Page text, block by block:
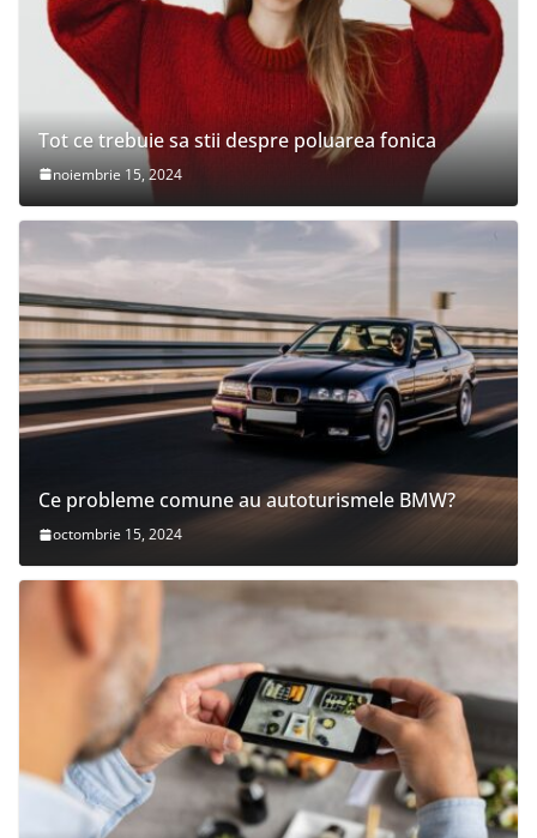
Tot ce trebuie sa stii despre poluarea fonica
noiembrie 15, 2024
Ce probleme comune au autoturismele BMW?
octombrie 15, 2024